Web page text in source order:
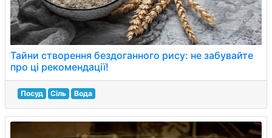
Тайни створення бездоганного рису: не забувайте
про ці рекомендації!
Посуд Сіль Вода